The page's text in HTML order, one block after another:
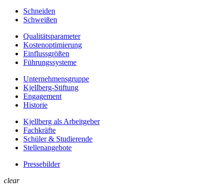
Schneiden
Schweißen
Qualitätsparameter
Kostenoptimierung
Einflussgrößen
Führungssysteme
Unternehmens­gruppe
Kjellberg-Stiftung
Engagement
Historie
Kjellberg als Arbeitgeber
Fachkräfte
Schüler & Studierende
Stellenangebote
Pressebilder
clear